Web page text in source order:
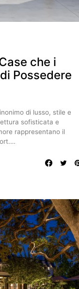
che i
Possedere
di lusso, stile e
sofisticata e
rappresentano il